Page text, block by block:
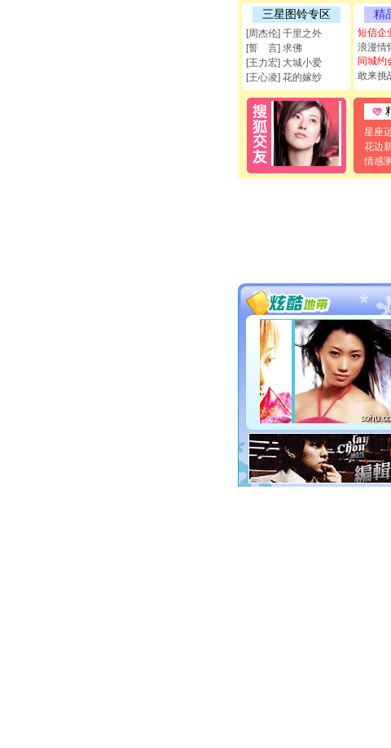
三星图铃专区
[周杰伦] 千里之外
[誓 言] 求佛
[王力宏] 大城小爱
[王心凌] 花的嫁纱
精
短信企
浪漫情
同城约
敢来挑
星座
花边
情感